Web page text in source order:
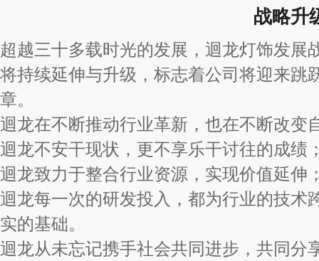
战略升
超越三十多载时光的发展，迴龙灯饰发展
将持续延伸与升级，标志着公司将迎来跳
章。
迴龙在不断推动行业革新，也在不断改变
迴龙不安干现状，更不享乐干讨往的成绩
迴龙致力于整合行业资源，实现价值延伸
迴龙每一次的研发投入，都为行业的技术
实的基础。
迴龙从未忘记携手社会共同进步，共同分